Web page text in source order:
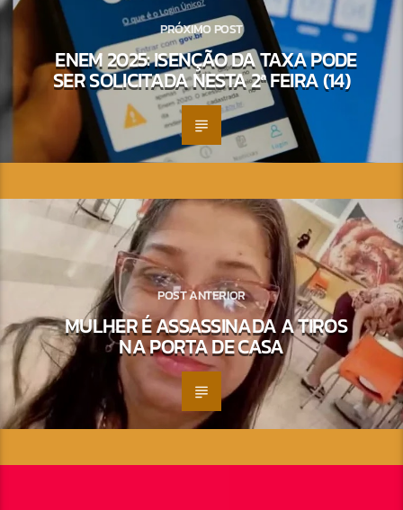
PRÓXIMO POST
ENEM 2025: ISENÇÃO DA TAXA PODE
SER SOLICITADA NESTA 2ª FEIRA (14)
POST ANTERIOR
MULHER É ASSASSINADA A TIROS
NA PORTA DE CASA